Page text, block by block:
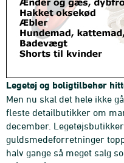
Legetøj og boligtilbehør
Men nu skal det hele ikke
fleste detailbutikker om
december.
guldsmedeforretninger
halv gange så meget salg